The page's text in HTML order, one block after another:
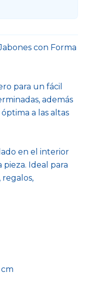
con Forma
para un fácil
además
a las altas
en el interior
Ideal para
regalos,